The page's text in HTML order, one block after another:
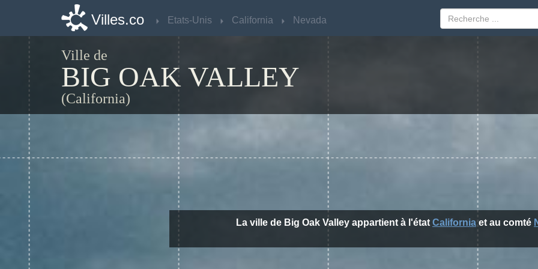
Villes.co Etats-Unis California Nevada
Ville de
BIG OAK VALLEY
(California)
La ville de Big Oak Valley appartient à l'état Californiaet au comté
Villes.co Etats-Unis California Nevada